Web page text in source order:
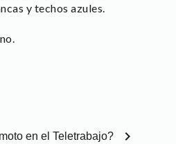
y techos azules.
en el Teletrabajo? chevron_right